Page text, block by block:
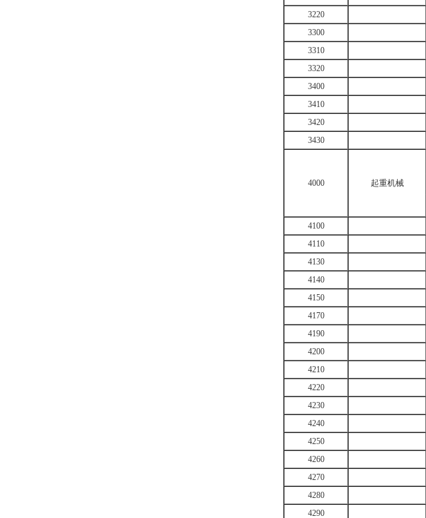
3220
3300
3310
3320
3400
3410
3420
3430
4000 起重机械
4100
4110
4130
4140
4150
4170
4190
4200
4210
4220
4230
4240
4250
4260
4270
4280
4290